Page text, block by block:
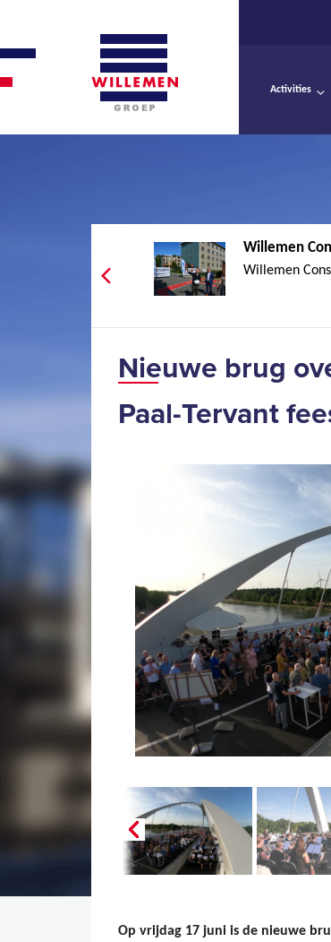
Activities
Willemen
Willemen
Nieuwe brug
Paal-Tervant
Op vrijdag 17 juni is de nieuwe